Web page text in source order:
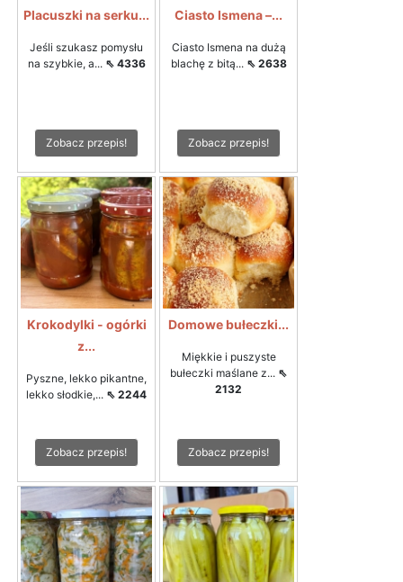
Placuszki na serku...
Jeśli szukasz pomysłu
na szybkie, a... ⇖ 4336
Zobacz przepis!
Ciasto Ismena –...
Ciasto Ismena na dużą
blachę z bitą... ⇖ 2638
Zobacz przepis!
Krokodylki - ogórki
z...
Pyszne, lekko pikantne,
lekko słodkie,... ⇖ 2244
Zobacz przepis!
Domowe bułeczki...
Miękkie i puszyste
bułeczki maślane z... ⇖
2132
Zobacz przepis!